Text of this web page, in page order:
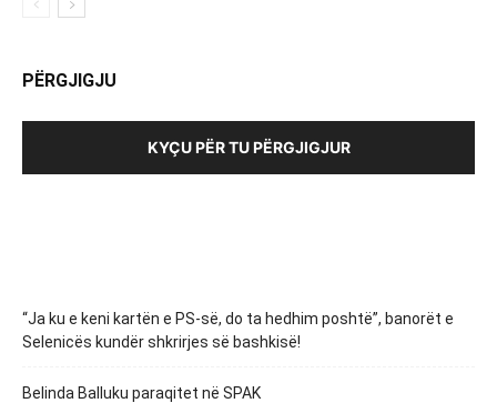
PËRGJIGJU
KYÇU PËR TU PËRGJIGJUR
“Ja ku e keni kartën e PS-së, do ta hedhim poshtë”, banorët e
Selenicës kundër shkrirjes së bashkisë!
Belinda Balluku paraqitet në SPAK